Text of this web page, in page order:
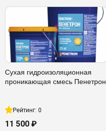
Сухая гидроизоляционная
проникающая смесь Пенетрон
Рейтинг: 0
11 500 ₽